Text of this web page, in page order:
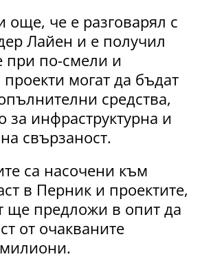
още, че е разговарял с
Лайен и е получил
при по-смели и
могат да бъдат
средства,
за инфраструктурна и
свързаност.
са насочени към
в Перник и проектите,
ще предложи в опит да
от очакваните